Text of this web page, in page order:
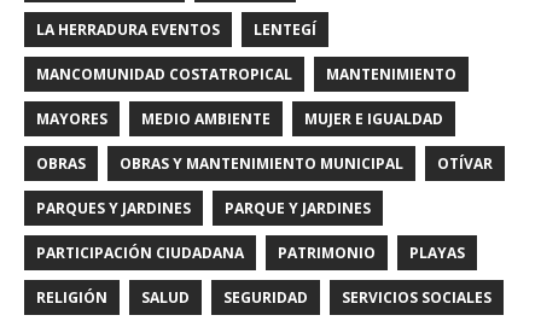
LA HERRADURA EVENTOS LENTEGÍ
MANCOMUNIDAD COSTATROPICAL MANTENIMIENTO
MAYORES MEDIO AMBIENTE MUJER E IGUALDAD
OBRAS OBRAS Y MANTENIMIENTO MUNICIPAL OTÍVAR
PARQUES Y JARDINES PARQUE Y JARDINES
PARTICIPACIÓN CIUDADANA PATRIMONIO PLAYAS
RELIGIÓN SALUD SEGURIDAD SERVICIOS SOCIALES